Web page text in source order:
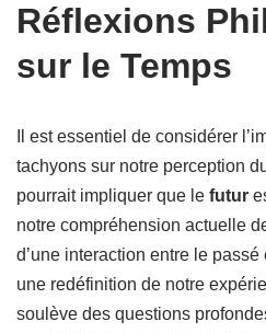
Réflexions
sur le Temps
Il est essentiel de considérer
tachyons sur notre perception
pourrait impliquer que le futur
notre compréhension actuelle
d’une interaction entre le
une redéfinition de notre
soulève des questions